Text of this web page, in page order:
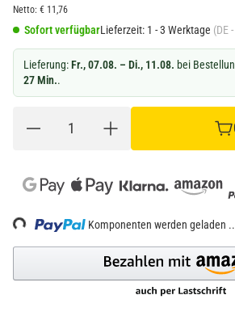
Netto: € 11,76
Sofort verfügbarLieferzeit: 1 - 3 Werktage (DE
Lieferung:Fr., 07.08. – Di., 11.08. bei
27 Min..
Loading... Komponenten werden geladen